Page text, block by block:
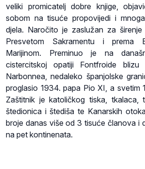
veliki promicatelj dobre knjige,
sobom na tisuće propovijedi i
djela. Naročito je zaslužan za
Presvetom Sakramentu i prema
Marijinom. Preminuo je na
cistercitskoj opatiji Fontfroide blizu
Narbonnea, nedaleko španjolske
proglasio 1934. papa Pio XI, a svetim
Zaštitnik je katoličkog tiska, tkalaca,
štedionica i štediša te Kanarskih
broje danas više od 3 tisuće članova i
na pet kontinenata.